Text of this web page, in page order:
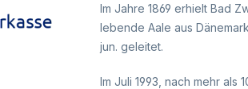
Im Jahre 1869 erhielt Bad
lebende Aale aus
jun. geleitet.
Im Juli 1993, nach mehr